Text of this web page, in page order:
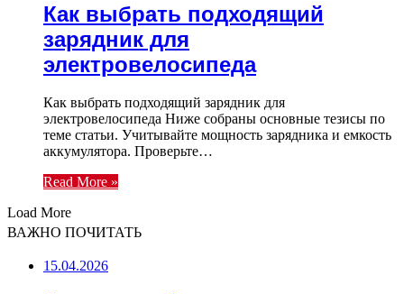
Как выбрать подходящий
зарядник для
электровелосипеда
Как выбрать подходящий зарядник для
электровелосипеда Ниже собраны основные тезисы по
теме статьи. Учитывайте мощность зарядника и емкость
аккумулятора. Проверьте…
Read More »
Load More
ВАЖНО ПОЧИТАТЬ
15.04.2026